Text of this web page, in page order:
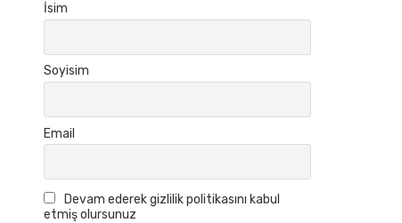
İsim
Soyisim
Email
Devam ederek gizlilik politikasını kabul
etmiş olursunuz